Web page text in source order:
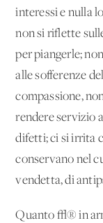
interessi e nulla
non si riflette
per piangerle;
alle sofferenze
compassione,
rendere servizio
difetti; ci si irrita
conservano nel
vendetta, di
Quanto √® in